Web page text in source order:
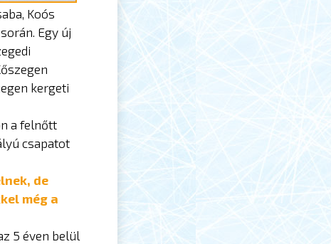
Koós
Egy új
kergeti
a felnőtt
csapatot
de
még a
5 éven belül